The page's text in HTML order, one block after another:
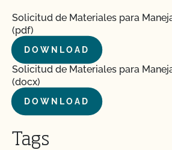
Solicitud de Materiales para
(pdf)
DOWNLOAD
Solicitud de Materiales para
(docx)
DOWNLOAD
Tags